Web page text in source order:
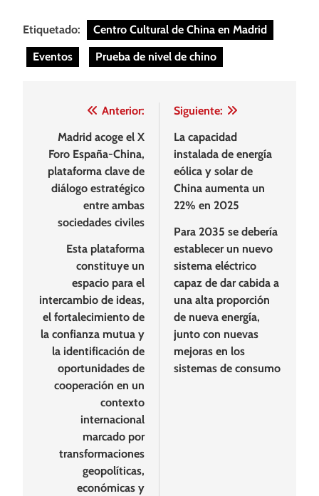
Etiquetado:
Centro Cultural de China en Madrid
Eventos
Prueba de nivel de chino
Navegación
entradas
Anterior:
Madrid acoge el X
Foro España-China,
plataforma clave de
diálogo estratégico
entre ambas
sociedades civiles
Esta plataforma
constituye un
espacio para el
intercambio de ideas,
el fortalecimiento de
la confianza mutua y
la identificación de
oportunidades de
cooperación en un
contexto
internacional
marcado por
transformaciones
geopolíticas,
económicas y
Siguiente:
La capacidad
instalada de energía
eólica y solar de
China aumenta un
22% en 2025
Para 2035 se debería
establecer un nuevo
sistema eléctrico
capaz de dar cabida a
una alta proporción
de nueva energía,
junto con nuevas
mejoras en los
sistemas de consumo